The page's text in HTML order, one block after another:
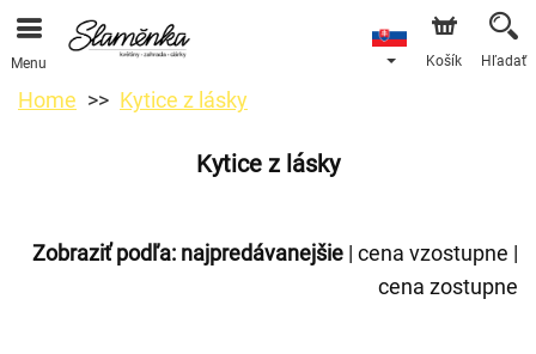
Menu Košík Hľadať
Home Kytice z lásky
Kytice z lásky
Zobraziť podľa: najpredávanejšie | cena vzostupne |
cena zostupne